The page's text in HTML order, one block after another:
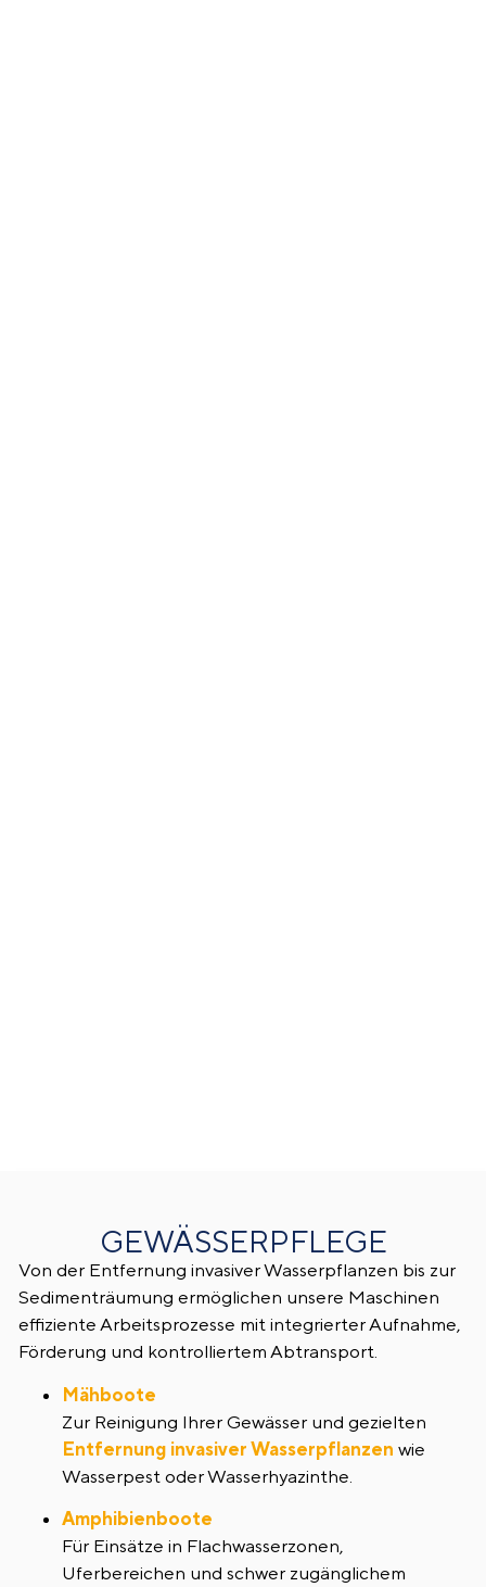
GEWÄSSERPFLEGE
Von der Entfernung invasiver Wasserpflanzen bis zur
Sedimenträumung ermöglichen unsere Maschinen
effiziente Arbeitsprozesse mit integrierter Aufnahme,
Förderung und kontrolliertem Abtransport.
Mähboote
Zur Reinigung Ihrer Gewässer und gezielten
Entfernung invasiver Wasserpflanzen wie
Wasserpest oder Wasserhyazinthe.
Amphibienboote
Für Einsätze in Flachwasserzonen,
Uferbereichen und schwer zugänglichem